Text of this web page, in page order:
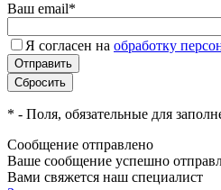
Ваш email*
Я согласен на обработку
* - Поля, обязательные для
Сообщение отправлено
Ваше сообщение успешно
Вами свяжется наш специалист